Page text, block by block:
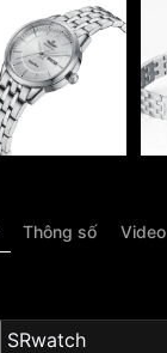
Thông số Video
SRwatch